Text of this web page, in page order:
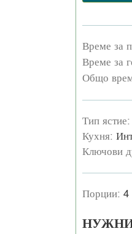
Време за
Време за
Общо
Тип ястие:
Кухня:
Ключови
Порции: 4